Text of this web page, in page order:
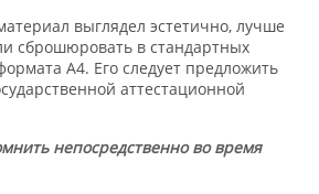
выглядел эстетично, лучше
сброшюровать в стандартных
А4. Его следует предложить
аттестационной
непосредственно во время